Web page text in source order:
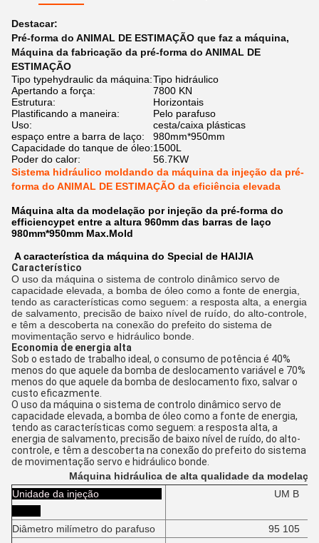
Destacar:
Pré-forma do ANIMAL DE ESTIMAÇÃO que faz a máquina,
Máquina da fabricação da pré-forma do ANIMAL DE
ESTIMAÇÃO
Tipo typehydraulic da máquina:Tipo hidráulico
Apertando a força:
7800 KN
Estrutura:
Horizontais
Plastificando a maneira:
Pelo parafuso
Uso:
cesta/caixa plásticas
espaço entre a barra de laço:
980mm*950mm
Capacidade do tanque de óleo:1500L
Poder do calor:
56.7KW
Sistema hidráulico moldando da máquina da injeção da pré-
forma do ANIMAL DE ESTIMAÇÃO da eficiência elevada
Máquina alta da modelação por injeção da pré-forma do
efficiencypet entre a altura 960mm das barras de laço
980mm*950mm Max.Mold
A característica da máquina do Special de HAIJIA
Característico
O uso da máquina o sistema de controlo dinâmico servo de
capacidade elevada, a bomba de óleo como a fonte de energia,
tendo as características como seguem: a resposta alta, a energia
de salvamento, precisão de baixo nível de ruído, do alto-controle,
e têm a descoberta na conexão do prefeito do sistema de
movimentação servo e hidráulico bonde.
Economia de energia alta
Sob o estado de trabalho ideal, o consumo de potência é 40%
menos do que aquele da bomba de deslocamento variável e 70%
menos do que aquele da bomba de deslocamento fixo, salvar o
custo eficazmente.
O uso da máquina o sistema de controlo dinâmico servo de
capacidade elevada, a bomba de óleo como a fonte de energia,
tendo as características como seguem: a resposta alta, a
energia de salvamento, precisão de baixo nível de ruído, do alto-
controle, e têm a descoberta na conexão do prefeito do sistema
de movimentação servo e hidráulico bonde.
Máquina hidráulica de alta qualidade da
Unidade da injeção
UM B
Diâmetro milímetro do parafuso
95 105